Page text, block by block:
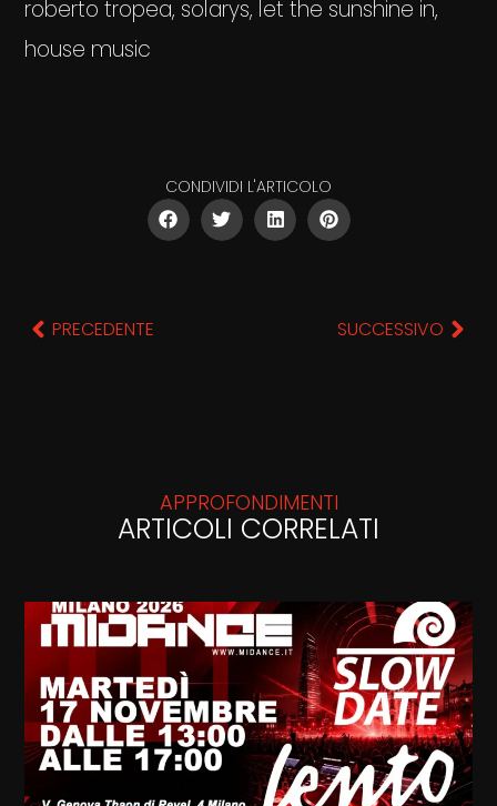
roberto tropea, solarys, let the sunshine in,
house music
CONDIVIDI L'ARTICOLO
PRECEDENTE SUCCESSIVO
APPROFONDIMENTI
ARTICOLI CORRELATI